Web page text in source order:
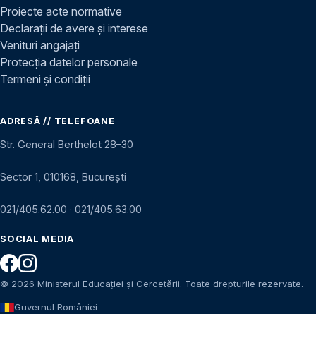
Proiecte acte normative
Declarații de avere și interese
Venituri angajați
Protecția datelor personale
Termeni și condiții
ADRESĂ // TELEFOANE
Str. General Berthelot 28–30
Sector 1, 010168, București
021/405.62.00 · 021/405.63.00
SOCIAL MEDIA
© 2026 Ministerul Educației și Cercetării. Toate drepturile rezervate.
Guvernul României